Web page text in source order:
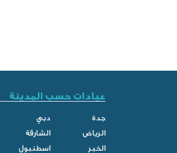
عيادات حسب المدينة
جدة
دبي
الرياض
الشارقة
الخبر
اسطنبول